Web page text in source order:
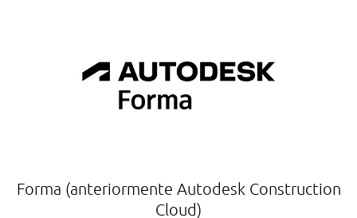
Forma (anteriormente Autodesk Construction
Cloud)